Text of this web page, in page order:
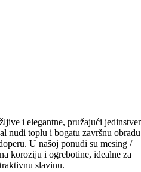
i elegantne, pružajući
nudi toplu i bogatu završnu
U našoj ponudi su mesing /
koroziju i ogrebotine, idealne za
slavinu.